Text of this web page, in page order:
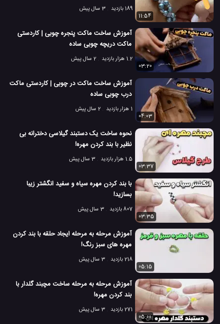
189 بازدید
3 سال پیش
11:54
آموزش ساخت ماکت پنجره چوبی | کاردستی
ماکت دریچه چوبی ساده
1.2 هزار بازدید
2 سال پیش
03:20
آموزش ساخت ماکت در چوبی | کاردستی ماکت
درب چوبی ساده
1 هزار بازدید
2 سال پیش
04:03
نحوه ساخت یک دستبند گیلاسی دخترانه بی
نظیر با بند کردن مهره!
1.5 هزار بازدید
3 سال پیش
03:37
با بند کردن مهره سیاه و سفید انگشتر زیبا
بسازید!
807 بازدید
3 سال پیش
03:35
آموزش مرحله به مرحله ایجاد حلقه با بند کردن
مهره های سبز رنگ!
218 بازدید
3 سال پیش
05:15
آموزش مرحله به مرحله ساخت مچبند گلدار با
بند کردن مهره!
271 بازدید
3 سال پیش
05:00